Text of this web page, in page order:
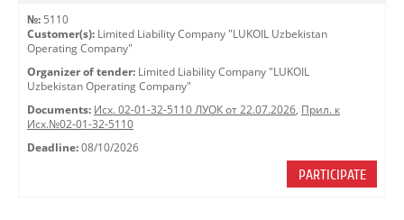
№: 5110
Customer(s): Limited Liability Company "LUKOIL Uzbekistan
Operating Company"
Organizer of tender: Limited Liability Company "LUKOIL
Uzbekistan Operating Company"
Documents: Исх. 02-01-32-5110 ЛУОК от 22.07.2026, Прил. к
Исх.№02-01-32-5110
Deadline: 08/10/2026
PARTICIPATE